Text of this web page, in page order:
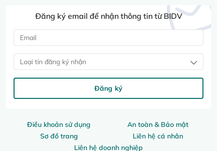
Điều khoản sử dụng
An toàn & Bảo mật
Sơ đồ trang
Liên hệ cá nhân
Liên hệ doanh nghiệp
Đăng ký email để nhận thông tin từ BIDV
Loại tin đăng ký nhận
Đăng ký